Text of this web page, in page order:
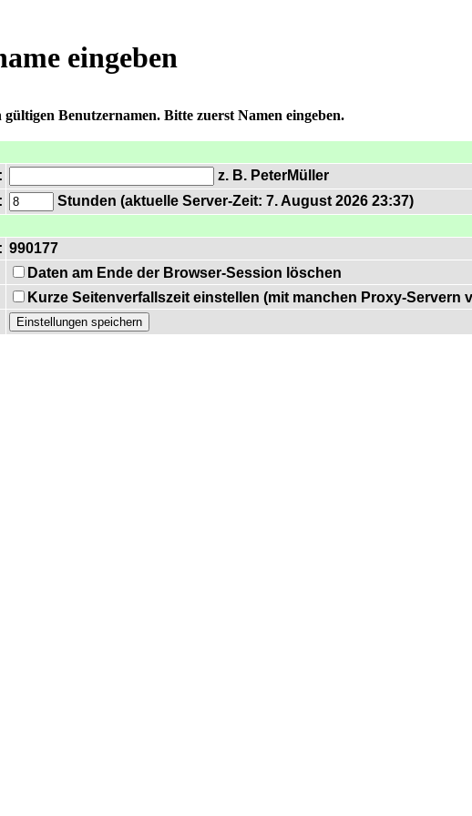
eingeben
Benutzernamen. Bitte zuerst Namen eingeben.
z. B. PeterMüller
Stunden (aktuelle Server-Zeit: 7. August 2026 23:37)
990177
Daten am Ende der Browser-Session löschen
Kurze Seitenverfallszeit einstellen (mit manchen Proxy-Servern